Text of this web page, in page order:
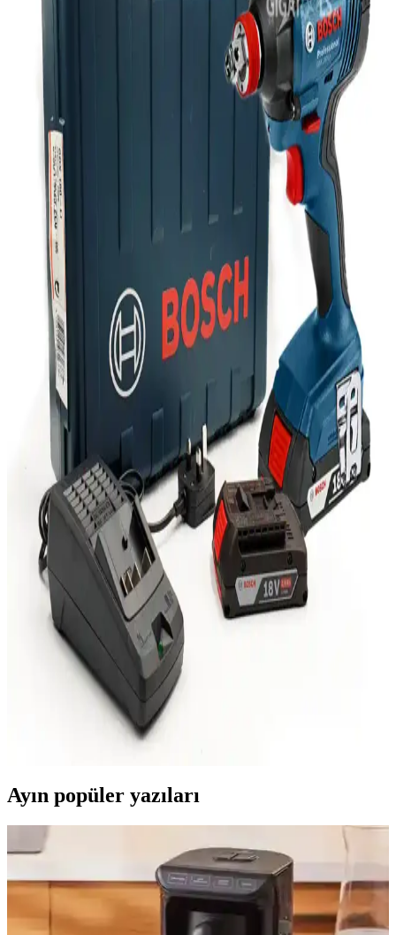
8BitDo Pro 3 Kablosuz Oyun Kumandası:
Değiştirilebilir Tuşlar ve TMR Teknolojisiyle Yenilik
8BitDo Pro 3, değiştirilebilir ABXY tuşları ve dayanıklı TMR
joystick teknolojisiyle farklı platformlarda kişiselleştirilebilir oyun
deneyimi sunar. Batarya değişimi olmaması ve 250Hz anketleme
hızı bazı kullanıcılar için sınırlamalar oluşturabilir.
Ugreen CAT6 Yassı Ethernet Kablosu: Yüksek Hız
ve Dayanıklılık Sunan Pratik Bağlantı Çözümü
Ugreen CAT6 yassı Ethernet kablosu, yüksek hız, dayanıklılık ve
pratik kullanım özellikleriyle dar alanlarda ideal çözüm sunar. Uzun
ömürlü ve estetik tasarımıyla güvenilir bağlantı sağlar.
Kensa Doubleshock 4 ve Dexxony Oyun Kolu
Karşılaştırması: Özellikler ve Kullanıcı Yorumları
Kensa Doubleshock 4 ve Dexxony oyun kolunun bağlantı, titreşim,
ergonomi ve kullanıcı memnuniyeti açısından karşılaştırması. Her iki
ürünün avantajları ve kullanıcı yorumları detaylı inceleniyor.
Logitech MX Master 3 Kablosuz Fare: Ergonomik
Tasarım ve Çoklu İşlevsellik Özellikleri
Logitech MX Master 3, ergonomik tasarımı, yüksek hassasiyet
sensörü ve çoklu cihaz desteğiyle öne çıkan kablosuz fare,
profesyonellerin ve teknoloji tutkunlarının tercih ettiği üstün
performans sağlar.
Marshall Major III Bluetooth CT Kulaklık
İncelemesi: Tasarım, Ses ve Kullanım Özellikleri
Marshall Major III Bluetooth CT kulaklık, şık tasarımı, üstün ses
kalitesi ve uzun pil ömrü ile öne çıkar. Kablosuz kullanım ve yüksek
konfor sağlayan özellikleriyle günlük ve profesyonel kullanım için
Bosch GDX 180-Lİ Kablosuz Darbeli Matkap:
Güçlü ve Çok Yönlü Profesyonel El Aleti
Bosch GDX 180-Lİ, çift fonksiyonlu, yüksek torklu ve kablosuz
tasarımıyla profesyonel ve hobi kullanımı için ideal, dayanıklı ve
çok yönlü darbeli matkap. İşleri hızlandırır, hareket özgürlüğü sağlar.
Ayın popüler yazıları